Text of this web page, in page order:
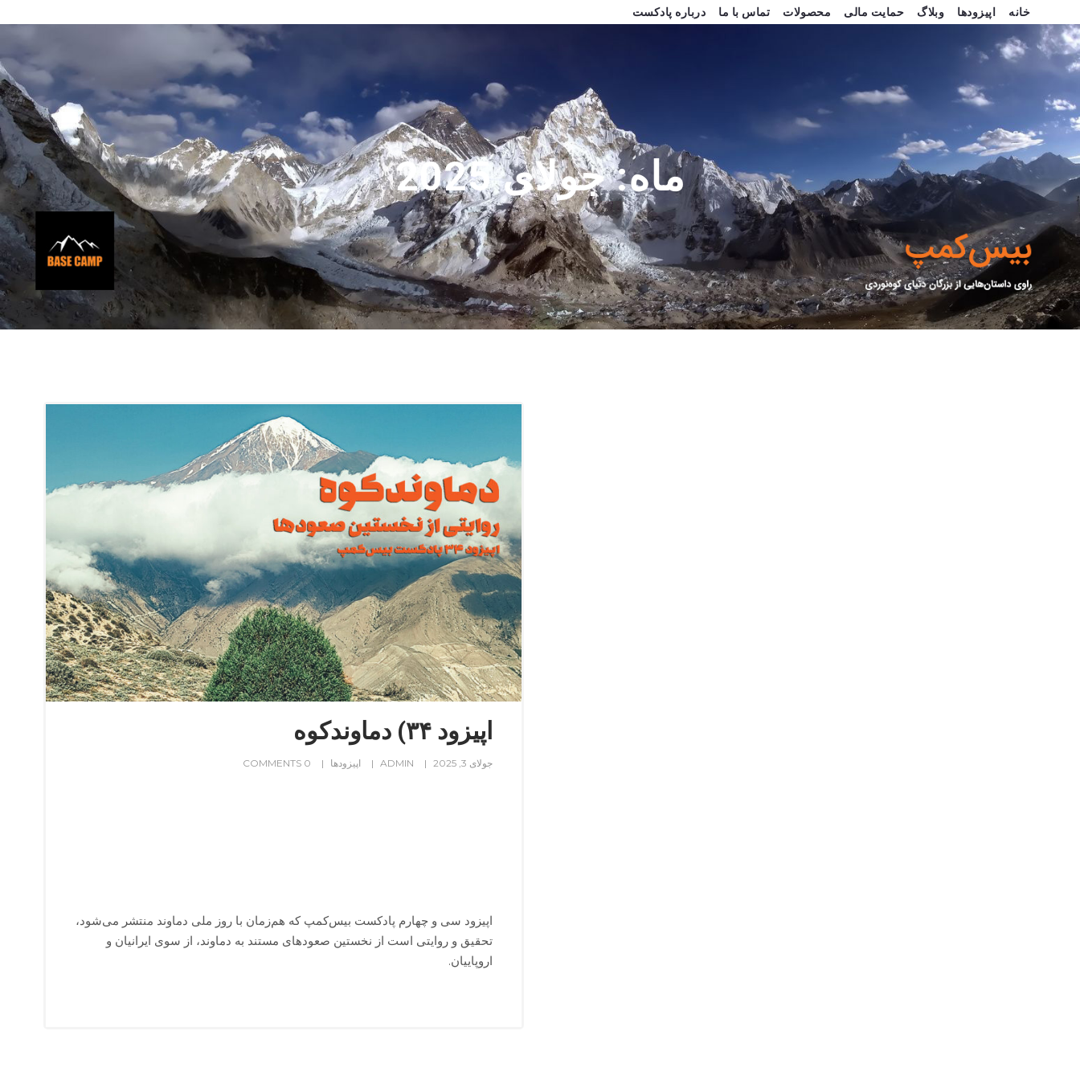
درباره پادکست تماس با ما محصولات حمایت مالی وبلاگ اپیزودها خانه
ماه:جولای 2025
اپیزود ۳۴) دماوندکوه
جولای 3, 2025 ADMIN اپیزودها 0 COMMENTS
اپیزود سی و چهارم پادکست بیس‌کمپ که هم‌زمان با روز ملی دماوند منتشر می‌شود،
تحقیق و روایتی است از نخستین صعودهای مستند به دماوند، از سوی ایرانیان و
اروپاییان.